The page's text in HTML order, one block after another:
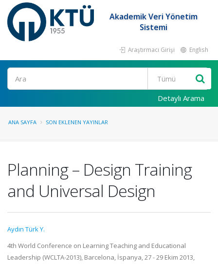
Akademik Veri Yönetim
Sistemi
Araştırmacı Girişi English
Ara
Detaylı Arama
ANA SAYFA SON EKLENEN YAYINLAR
Planning – Design Training
and Universal Design
Aydın Türk Y.
4th World Conference on Learning Teaching and Educational
Leadership (WCLTA-2013), Barcelona, İspanya, 27 - 29 Ekim 2013,